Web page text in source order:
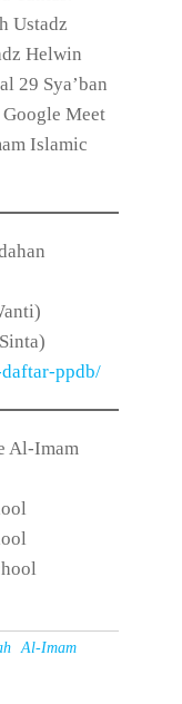
Ustadz
Helwin
29 Sya’ban
Meet
Islamic
ppdb/
Al-Imam
Al-Imam